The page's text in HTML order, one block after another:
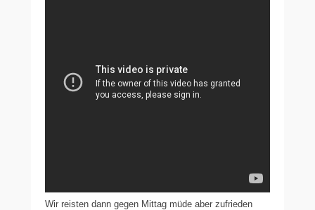
Wir reisten dann gegen Mittag müde aber zufrieden